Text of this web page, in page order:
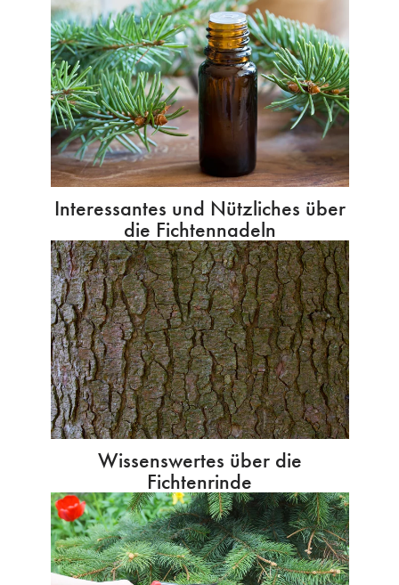
Interessantes und Nützliches über
die Fichtennadeln
Wissenswertes über die
Fichtenrinde